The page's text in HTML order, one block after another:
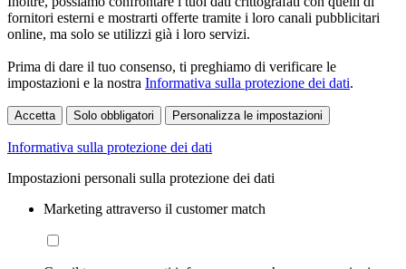
fornitori esterni e mostrarti offerte tramite i loro canali pubblicitari
online, ma solo se utilizzi già i loro servizi.
Prima di dare il tuo consenso, ti preghiamo di verificare le
impostazioni e la nostra Informativa sulla protezione dei dati.
Accetta Solo obbligatori Personalizza le impostazioni
Informativa sulla protezione dei dati
Impostazioni personali sulla protezione dei dati
Marketing attraverso il customer match